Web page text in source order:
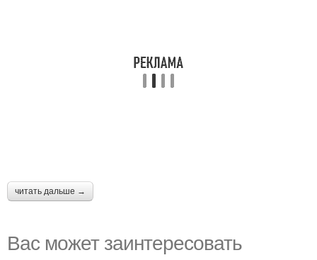
читать дальше →
Вас может заинтересовать